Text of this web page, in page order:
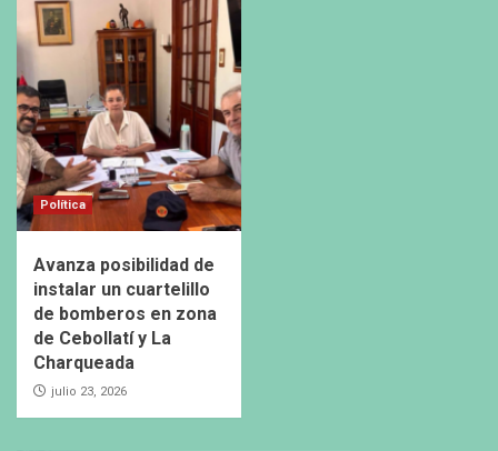
Política
Avanza posibilidad de
instalar un cuartelillo
de bomberos en zona
de Cebollatí y La
Charqueada
julio 23, 2026